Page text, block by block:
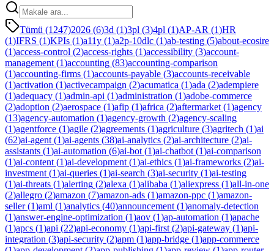
Tümü (1247)2026 (6)3d (1)3pl (3)4pl (1)AP-AR (1)HR
(1)IFRS (1)KPIs (1)a11y (1)a2p-10dlc (1)ab-testing (5)about-ecosire
(1)access-control (2)access-rights (1)accessibility (3)account-
management (1)accounting (83)accounting-comparison
(1)accounting-firms (1)accounts-payable (3)accounts-receivable
(1)activation (1)activecampaign (2)acumatica (1)ada (2)adempiere
(1)adequacy (1)admin-api (1)administration (1)adobe-commerce
(2)adoption (2)aerospace (1)afip (1)africa (2)aftermarket (1)agency
(13)agency-automation (1)agency-growth (2)agency-scaling
(1)agentforce (1)agile (2)agreements (1)agriculture (3)agritech (1)ai
(62)ai-agent (1)ai-agents (38)ai-analytics (2)ai-architecture (2)ai-
assistants (1)ai-automation (6)ai-bot (1)ai-chatbot (1)ai-comparison
(1)ai-content (1)ai-development (1)ai-ethics (1)ai-frameworks (2)ai-
investment (1)ai-queries (1)ai-search (3)ai-security (1)ai-testing
(1)ai-threats (1)alerting (2)alexa (1)alibaba (1)aliexpress (1)all-in-one
(2)allegro (2)amazon (7)amazon-ads (1)amazon-ppc (1)amazon-
seller(1)aml (1)analytics (40)announcement (1)anomaly-detection
(1)answer-engine-optimization (1)aov (1)ap-automation (1)apache
(1)apcs (1)api (22)api-economy (1)api-first (2)api-gateway (1)api-
integration (3)api-security (2)apm (1)app-bridge (1)app-commerce